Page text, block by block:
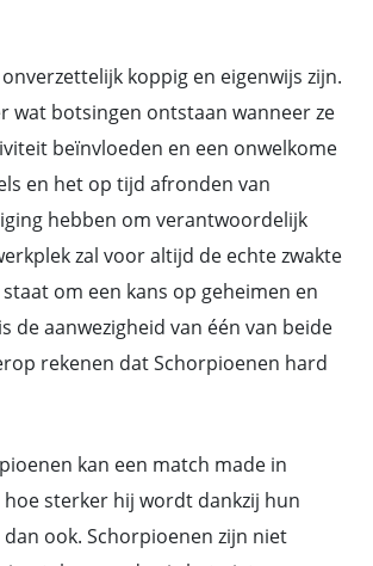
koppig en eigenwijs zijn.
wat botsingen ontstaan wanneer ze
beïnvloeden en een onwelkome
en het op tijd afronden van
hebben om verantwoordelijk
zal voor altijd de echte zwakte
om een kans op geheimen en
aanwezigheid van één van beide
rekenen dat Schorpioenen hard
kan een match made in
sterker hij wordt dankzij hun
ook. Schorpioenen zijn niet